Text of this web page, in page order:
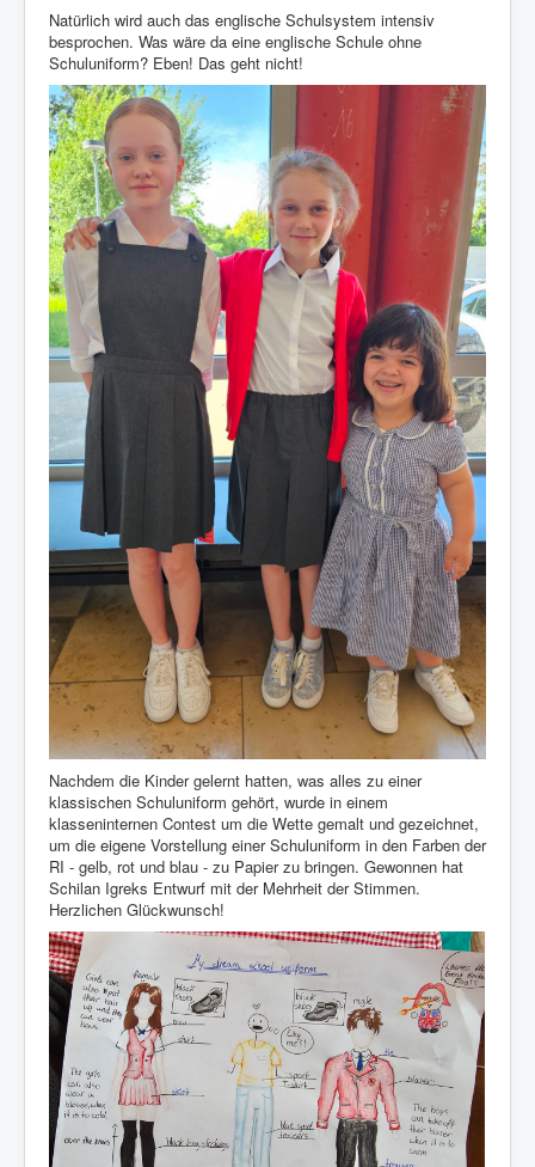
Natürlich wird auch das englische Schulsystem intensiv
besprochen. Was wäre da eine englische Schule ohne
Schuluniform? Eben! Das geht nicht!
Nachdem die Kinder gelernt hatten, was alles zu einer
klassischen Schuluniform gehört, wurde in einem
klasseninternen Contest um die Wette gemalt und gezeichnet,
um die eigene Vorstellung einer Schuluniform in den Farben der
RI - gelb, rot und blau - zu Papier zu bringen. Gewonnen hat
Schilan Igreks Entwurf mit der Mehrheit der Stimmen.
Herzlichen Glückwunsch!